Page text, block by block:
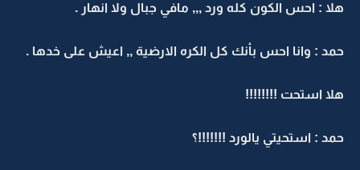
هلا : احس الكون كله ورد ,,, مافي جبال ولا انهار .
حمد : وانا احس بأنك كل الكره الارضية ,, اعيش على خدها .
هلا استحت !!!!!!!!
حمد : استحيتي يالورد !!!!!!!؟